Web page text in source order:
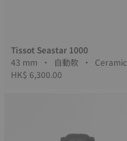
Tissot Seastar 1000
43 mm • 自動款 • Ceramic
HK$ 6,300.00